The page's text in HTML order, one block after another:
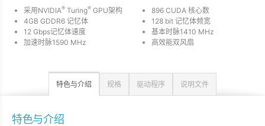
采用NVIDIA® Turing® GPU架构
896 CUDA 核心数
4GB GDDR6 记忆体
128 bit 记忆体频宽
12 Gbps记忆体速度
基本时脉1410 MHz
加速时脉1590 MHz
高效能双风扇
特色与介绍 规格 驱动程序 说明文件
特色与介绍